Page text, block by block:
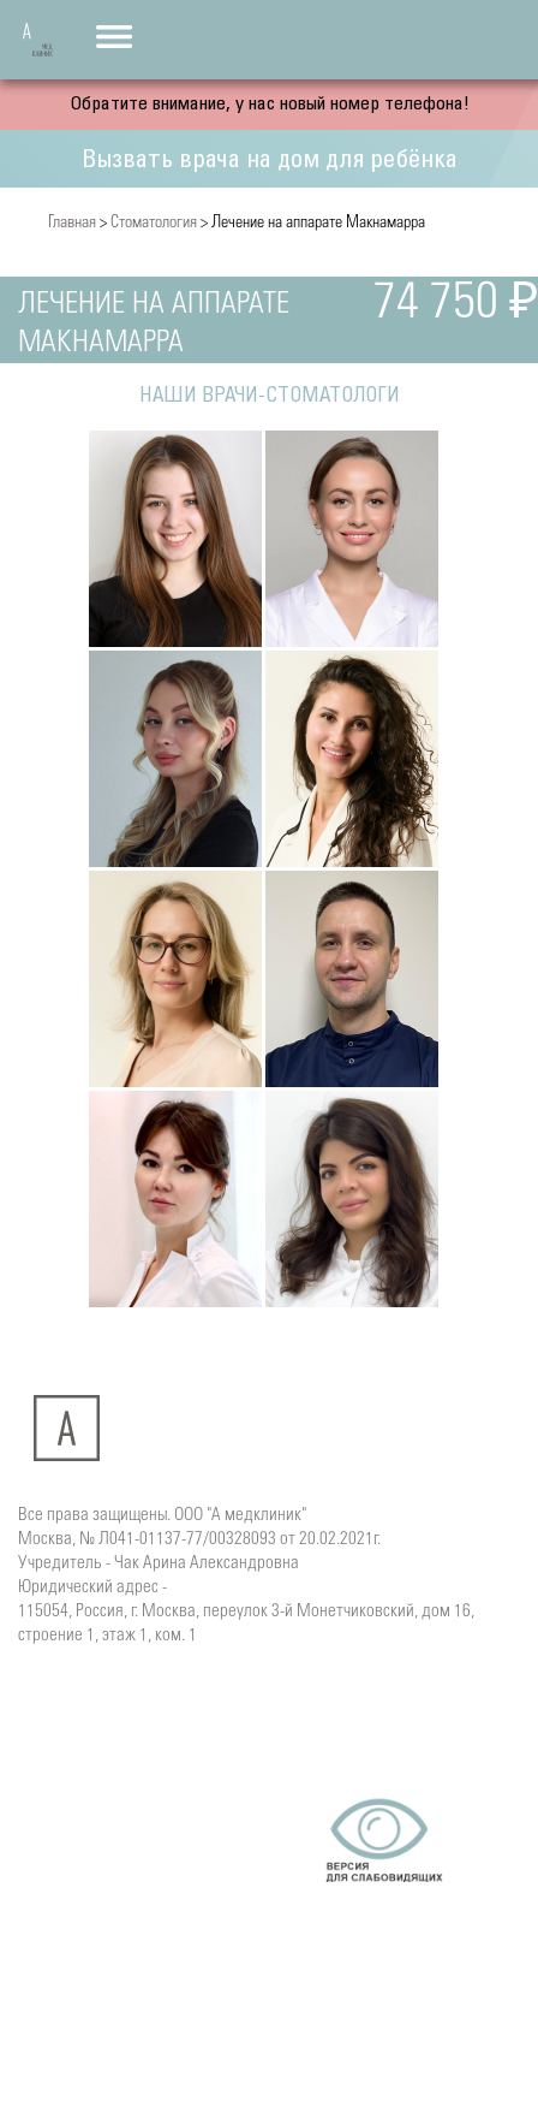
Обратите внимание, у нас новый номер телефона!
Вызвать врача на дом для ребёнка
Главная > Стоматология > Лечение на аппарате Макнамарра
74 750 ₽
ЛЕЧЕНИЕ НА АППАРАТЕ
МАКНАМАРРА
НАШИ ВРАЧИ-СТОМАТОЛОГИ
Подробнее
Джумаева
Амина
Стоматолог-ортопед
Подробнее
о Наталья
Стоматолог-терапевт
Подробнеео Полина
Соколовская
Стоматолог-терапевт
Подробнее о
Прохорова
Анастасия
Стоматолог-терапевт
Подробнеео
Сейфетдинова
Юлия
Стоматолог-ортодонт
Подробнеео
Симонов
Стоматолог детский
Подробнее о
Ситдикова
Стоматолог-хирург
Подробнеео
Тумасян
Стоматолог-терапевт
Все права защищены. ООО "А медклиник"
Москва, № Л041-01137-77/00328093 от 20.02.2021г.
Учредитель - Чак Арина Александровна
Юридический адрес -
115054, Россия, г. Москва, переулок 3-й Монетчиковский, дом 16,
строение 1, этаж 1, ком. 1